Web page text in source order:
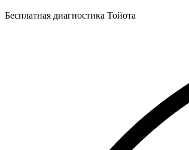
Бесплатная диагностика Тойота